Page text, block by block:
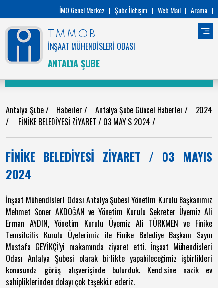
İMO Genel Merkez | Şube İletişim | Web Mail | Arama |
TMMOB
İNŞAAT MÜHENDİSLERİ ODASI
ANTALYA ŞUBE
Antalya Şube/ Haberler/ Antalya Şube Güncel Haberler / 2024
/
FİNİKE BELEDİYESİ ZİYARET / 03 MAYIS 2024 /
FİNİKE BELEDİYESİ ZİYARET / 03 MAYIS
2024
İnşaat Mühendisleri Odası Antalya Şubesi Yönetim Kurulu Başkanımız
Mehmet Soner AKDOĞAN ve Yönetim Kurulu Sekreter Üyemiz Ali
Erman AYDIN, Yönetim Kurulu Üyemiz Ali TÜRKMEN ve Finike
Temsilcilik Kurulu Üyelerimiz ile Finike Belediye Başkanı Sayın
Mustafa GEYİKÇİ’yi makamında ziyaret etti. İnşaat Mühendisleri
Odası Antalya Şubesi olarak birlikte yapabileceğimiz işbirlikleri
konusunda görüş alışverişinde bulunduk. Kendisine nazik ev
sahipliklerinden dolayı çok teşekkür ederiz.